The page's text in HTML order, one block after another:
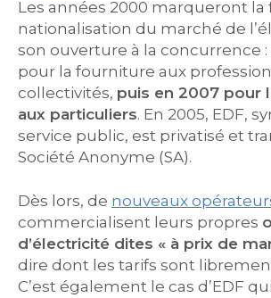
Les années 2000 marqueront la
nationalisation du marché de
son ouverture à la concurrence :
pour la fourniture aux
collectivités, puis en 2007 pour
aux particuliers. En 2005, EDF,
service public, est privatisé et
Société Anonyme (SA).
Dès lors, de nouveaux
commercialisent leurs propres
d’électricité dites « à prix de
dire dont les tarifs sont
C’est également le cas d’EDF